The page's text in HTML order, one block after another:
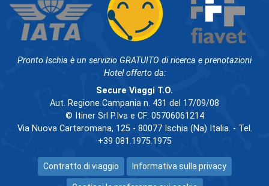
Pronto Ischia è un servizio GRATUITO di ricerca e prenotazioni
Hotel offerto da:
Secure Viaggi T.O.
Aut. Regione Campania n. 431 del 17/09/08
© Itiner Srl P.Iva e CF: 05706061214
Via Nuova Cartaromana, 125 - 80077 Ischia (Na) Italia. - Tel.
+39 081.1975.1975
Contratto di viaggio Informativa sulla privacy